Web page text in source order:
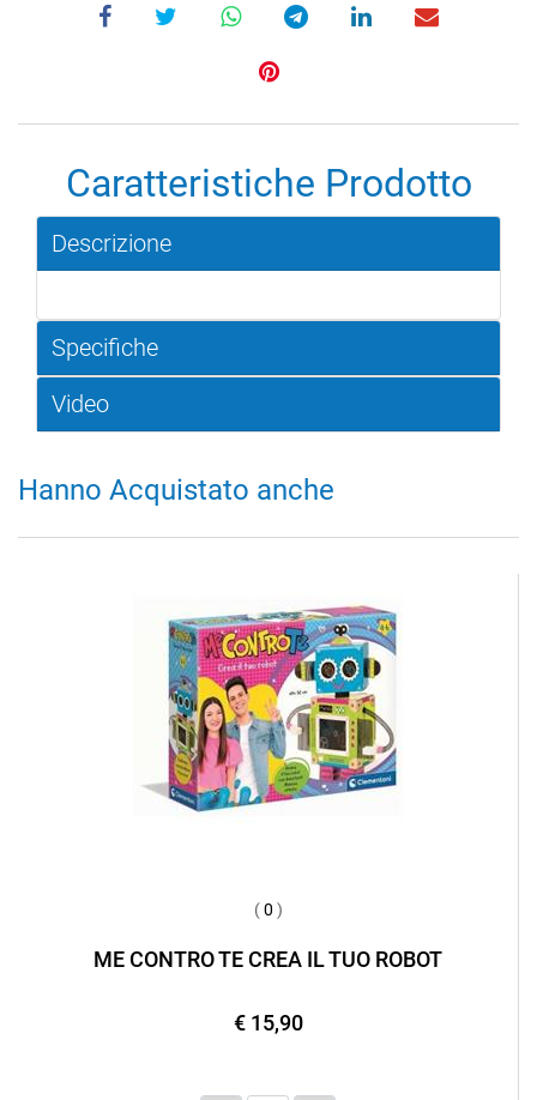
Caratteristiche Prodotto
Descrizione
Specifiche
Video
Hanno Acquistato anche
(0 )
ME CONTRO TE CREA IL TUO ROBOT
€ 15,90